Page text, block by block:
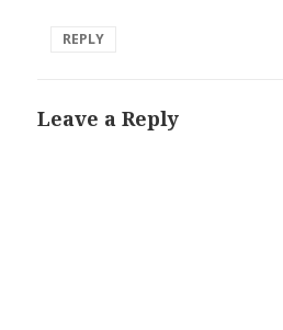
REPLY
Leave a Reply